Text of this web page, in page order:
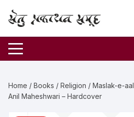
Home /Books /Religion / Maslak-e-
Anil Maheshwari – Hardcover